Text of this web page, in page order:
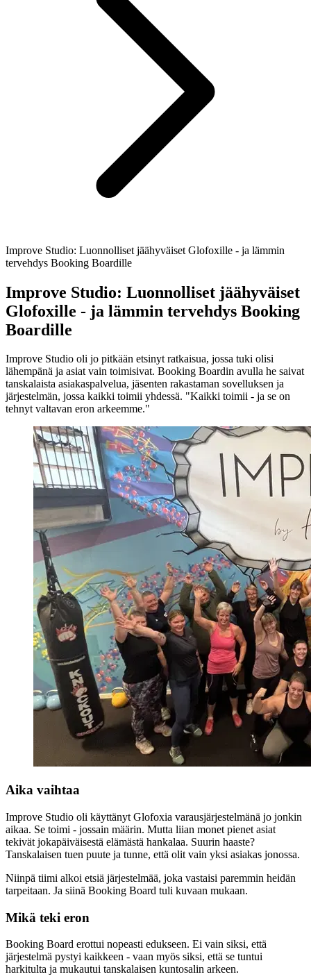
Improve Studio: Luonnolliset jäähyväiset Glofoxille - ja lämmin
tervehdys Booking Boardille
Improve Studio: Luonnolliset jäähyväiset
Glofoxille - ja lämmin tervehdys Booking
Boardille
Improve Studio oli jo pitkään etsinyt ratkaisua, jossa tuki olisi
lähempänä ja asiat vain toimisivat. Booking Boardin avulla he saivat
tanskalaista asiakaspalvelua, jäsenten rakastaman sovelluksen ja
järjestelmän, jossa kaikki toimii yhdessä. "Kaikki toimii - ja se on
tehnyt valtavan eron arkeemme."
Aika vaihtaa
Improve Studio oli käyttänyt Glofoxia varausjärjestelmänä jo jonkin
aikaa. Se toimi - jossain määrin. Mutta liian monet pienet asiat
tekivät jokapäiväisestä elämästä hankalaa. Suurin haaste?
Tanskalaisen tuen puute ja tunne, että olit vain yksi asiakas jonossa.
Niinpä tiimi alkoi etsiä järjestelmää, joka vastaisi paremmin heidän
tarpeitaan. Ja siinä Booking Board tuli kuvaan mukaan.
Mikä teki eron
Booking Board erottui nopeasti edukseen. Ei vain siksi, että
järjestelmä pystyi kaikkeen - vaan myös siksi, että se tuntui
harkitulta ja mukautui tanskalaisen kuntosalin arkeen.